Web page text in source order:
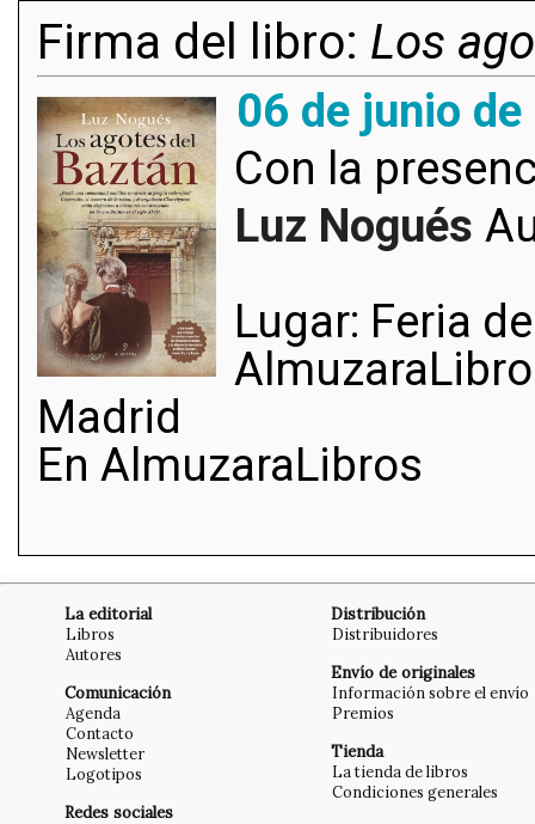
Firma del libro: Los
06 de junio
Con la
Luz Nogués
Lugar: Feria
Madrid
En AlmuzaraLibros
La editorial
Libros
Autores
Comunicación
Agenda
Contacto
Newsletter
Logotipos
Redes sociales
Distribución
Distribuidores
Envío de originales
Información sobre el envío
Premios
Tienda
La tienda de libros
Condiciones generales